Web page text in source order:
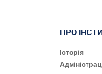
ПРО
Історія